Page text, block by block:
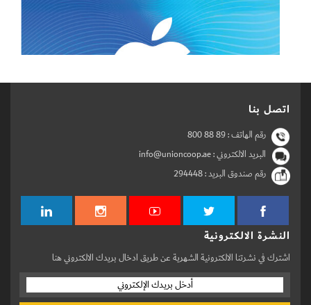
اتصل بنا
رقم الهاتف :800 88 89
البريد الالكتروني : info@unioncoop.ae
رقم صندوق البريد :294448
النشرة الالكترونية
اشترك في نشرتنا الالكترونية الشهرية عن طريق ادخال بريدك الالكتروني هنا